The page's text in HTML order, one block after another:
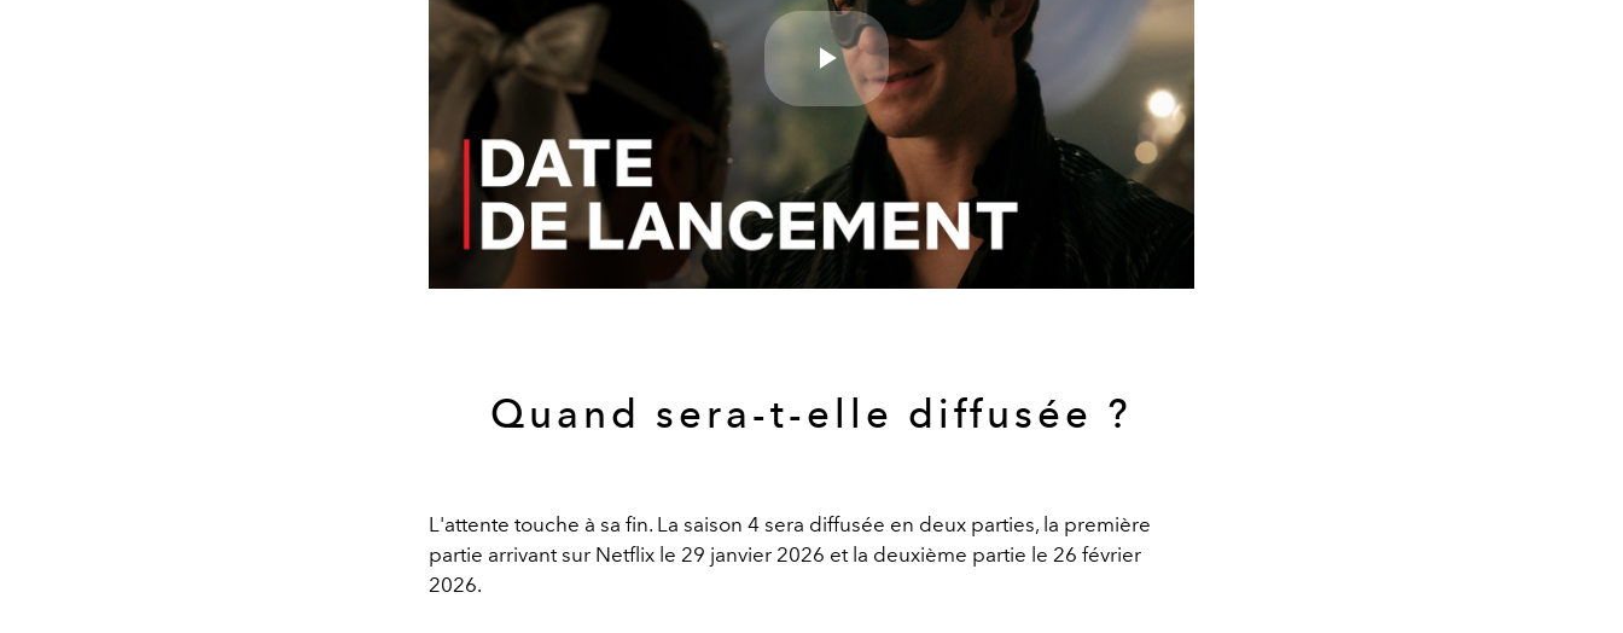
Play
Video
Quand sera-t-elle diffusée ?
L'attente touche à sa fin. La saison 4 sera diffusée en deux parties, la première
partie arrivant sur Netflix le 29 janvier 2026 et la deuxième partie le 26 février
2026.